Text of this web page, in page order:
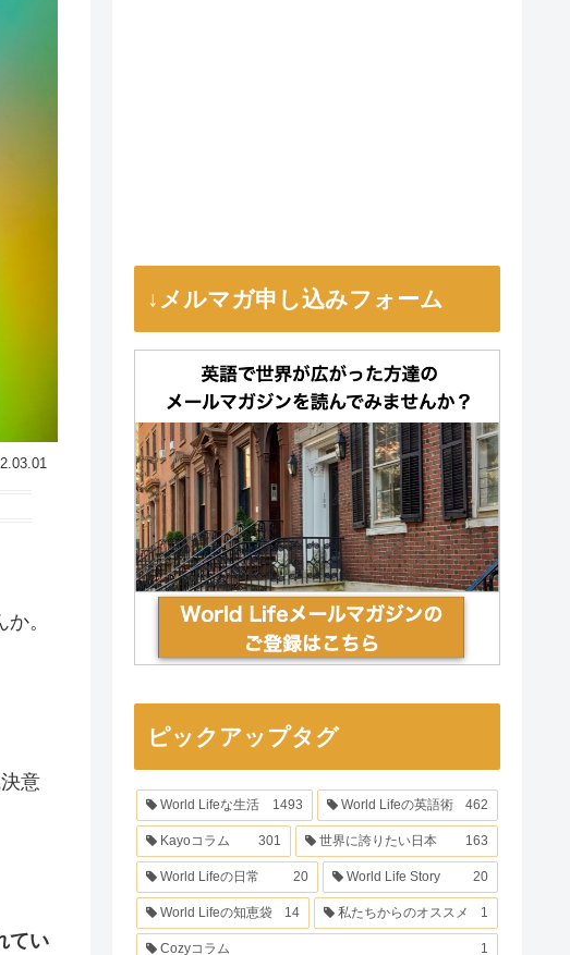
。
意
てい
↓メルマガ申し込みフォーム
ピックアップタグ
World Lifeな生活 1493 World Lifeの英語術 462
Kayoコラム 301 世界に誇りたい日本 163
World Lifeの日常 20 World Life Story 20
World Lifeの知恵袋 14 私たちからのオススメ 1
Cozyコラム 1